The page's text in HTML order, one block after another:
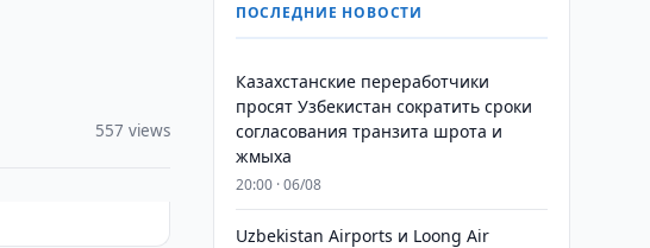
557 views
ПОСЛЕДНИЕ НОВОСТИ
Казахстанские переработчики
просят Узбекистан сократить сроки
согласования транзита шрота и
жмыха
20:00 · 06/08
Uzbekistan Airports и Loong Air